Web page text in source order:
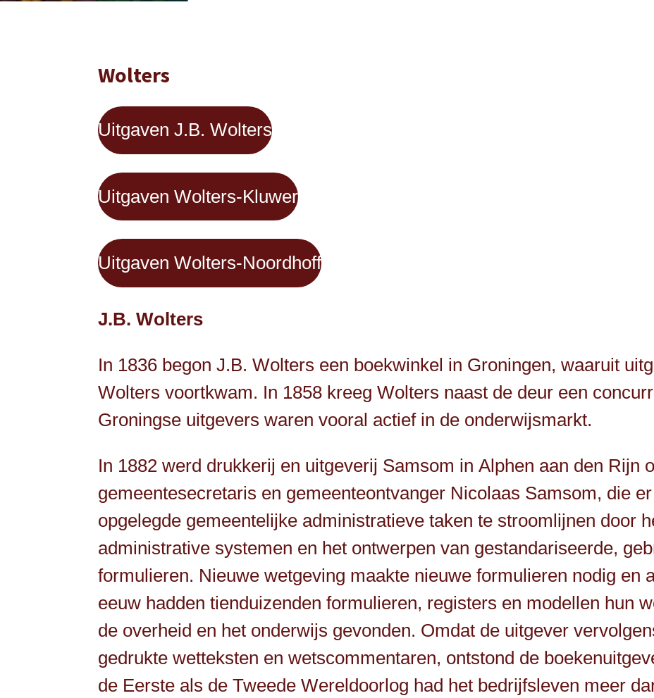
Wolters
Uitgaven J.B. Wolters
Uitgaven Wolters-Kluwer
Uitgaven Wolters-Noordhoff
J.B. Wolters
In 1836 begon J.B. Wolters een boekwinkel in Groningen, waaruit
Wolters voortkwam. In 1858 kreeg Wolters naast de deur een
Groningse uitgevers waren vooral actief in de onderwijsmarkt.
In 1882 werd drukkerij en uitgeverij Samsom in Alphen aan den Rijn
gemeentesecretaris en gemeenteontvanger Nicolaas Samsom, die
opgelegde gemeentelijke administratieve taken te stroomlijnen door
administrative systemen en het ontwerpen van gestandariseerde,
formulieren. Nieuwe wetgeving maakte nieuwe formulieren nodig en
eeuw hadden tienduizenden formulieren, registers en modellen hun
de overheid en het onderwijs gevonden. Omdat de uitgever
gedrukte wetteksten en wetscommentaren, ontstond de
de Eerste als de Tweede Wereldoorlog had het bedrijfsleven meer